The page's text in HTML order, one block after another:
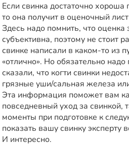
Если свинка достаточно хороша
то она получит в оценочный
Здесь надо помнить, что оценка
субъективна, поэтому не стоит
свинке написали в каком-то из
«отлично». Но обязательно
сказали, что когти свинки
грязные уши/сальная железа
Эта информация поможет вам
повседневный уход за свинкой,
моменты при подготовке к
показать вашу свинку эксперту
И интересно.